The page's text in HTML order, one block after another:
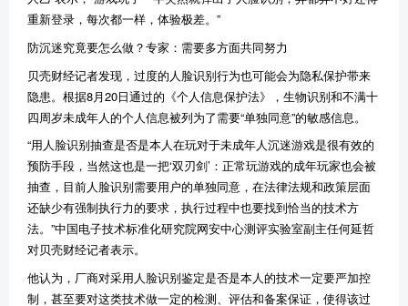
重新登录，每次都一样，体验极差。”
防沉迷究竟要怎么做？专家：需要多方面共同努力
贝壳财经记者发现，过度的人脸识别行为也可能会为隐私保护带来
隐患。根据8月20日通过的《个人信息保护法》，生物识别和不满十
四周岁未成年人的个人信息被列为了需要“单独同意”的敏感信息。
“用人脸识别抽查是否是本人在玩对于未成年人沉迷游戏是很有效的
预防手段，当然这也是一把‘双刃剑’：正常玩游戏的成年玩家也会被
抽查，目前人脸识别需要用户的单独同意，在法律法规和政策层面
还缺少有强制执行力的要求，执行过程中也要找到恰当的技术方
法。”中国电子技术标准化研究院网安中心测评实验室副主任何延哲
对贝壳财经记者表示。
他认为，厂商对采用人脸识别鉴定是否是本人的技术一定要严加控
制，甚至要对这类技术做一定的检测、评估和备案保证，使得该过